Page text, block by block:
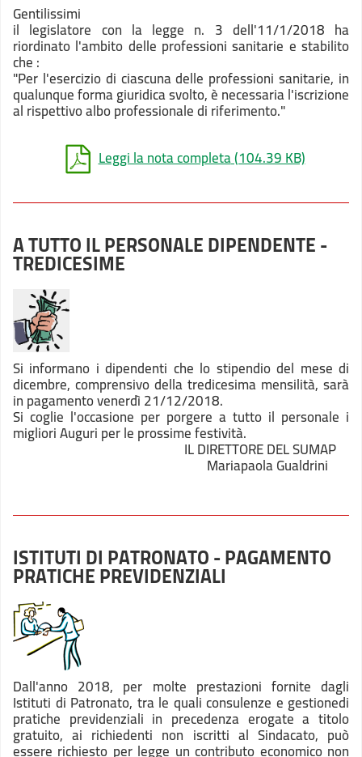
Gentilissimi
il legislatore con la legge n. 3 dell'11/1/2018 ha
riordinato l'ambito delle professioni sanitarie e stabilito
che :
"Per l'esercizio di ciascuna delle professioni sanitarie, in
qualunque forma giuridica svolto, è necessaria l'iscrizione
al rispettivo albo professionale di riferimento."
Leggi la nota completa(104.39 KB)
A TUTTO IL PERSONALE DIPENDENTE -
TREDICESIME
Si informano i dipendenti che lo stipendio del mese di
dicembre, comprensivo della tredicesima mensilità, sarà
in pagamento venerdì 21/12/2018.
Si coglie l'occasione per porgere a tutto il personale i
migliori Auguri per le prossime festività.
IL DIRETTORE DEL SUMAP
Mariapaola Gualdrini
ISTITUTI DI PATRONATO - PAGAMENTO
PRATICHE PREVIDENZIALI
Dall'anno 2018, per molte prestazioni fornite dagli
Istituti di Patronato, tra le quali consulenze e gestionedi
pratiche previdenziali in precedenza erogate a titolo
gratuito, ai richiedenti non iscritti al Sindacato, può
essere richiesto per legge un contributo economico non